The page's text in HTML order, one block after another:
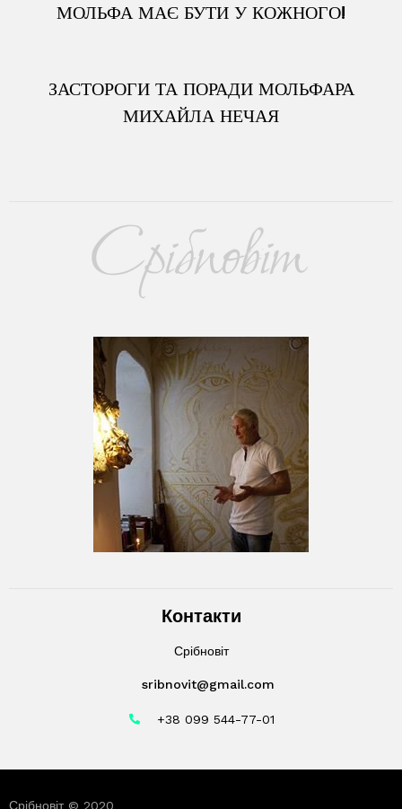
МОЛЬФА МАЄ БУТИ У КОЖНОГО!
ЗАСТОРОГИ ТА ПОРАДИ МОЛЬФАРА
МИХАЙЛА НЕЧАЯ
Контакти
Срібновіт
sribnovit@gmail.com
+38 099 544-77-01
Срібновіт © 2020